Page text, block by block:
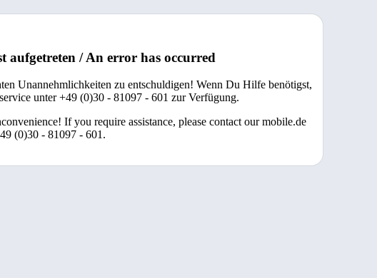
aufgetreten / An error has occurred
Unannehmlichkeiten zu entschuldigen! Wenn Du Hilfe benötigst,
unter +49 (0)30 - 81097 - 601 zur Verfügung.
If you require assistance, please contact our mobile.de
(0)30 - 81097 - 601.